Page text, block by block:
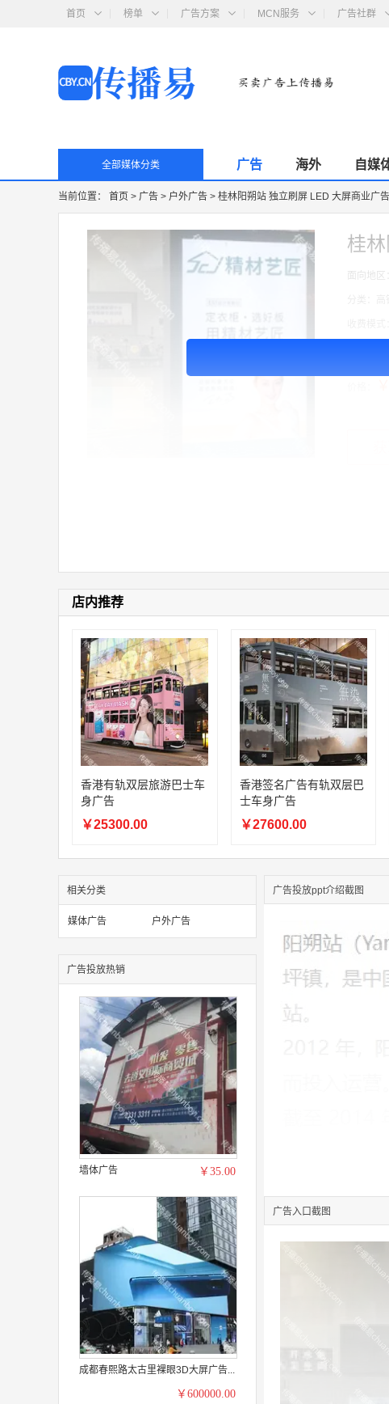
首页 榜单 广告方案 MCN服务 广告社群
全部媒体分类 广告 海外 自媒
当前位置： 首页 > 广告 > 户外广告 > 桂林阳朔站 独立刷屏 LED 大屏商业广
桂
面向地
广告投
店内推荐
香港有轨双层旅游巴士车
身广告
￥25300.00
香港签名广告有轨双层巴
士车身广告
￥27600.00
相关分类
媒体广告 户外广告
广告投放热销
墙体广告 ￥35.00
成都春熙路太古里裸眼3D大屏广告...
￥600000.00
广告投放ppt介绍截图
广告入口截图